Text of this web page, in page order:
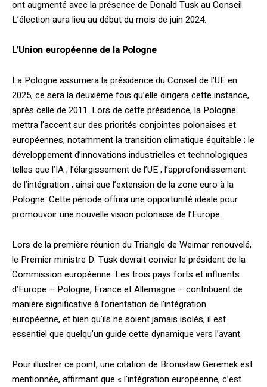
ont augmenté avec la présence de Donald Tusk au Conseil.
L’élection aura lieu au début du mois de juin 2024.
L’Union européenne de la Pologne
La Pologne assumera la présidence du Conseil de l’UE en
2025, ce sera la deuxième fois qu’elle dirigera cette instance,
après celle de 2011. Lors de cette présidence, la Pologne
mettra l’accent sur des priorités conjointes polonaises et
européennes, notamment la transition climatique équitable ; le
développement d’innovations industrielles et technologiques
telles que l’IA ; l’élargissement de l’UE ; l’approfondissement
de l’intégration ; ainsi que l’extension de la zone euro à la
Pologne. Cette période offrira une opportunité idéale pour
promouvoir une nouvelle vision polonaise de l’Europe.
Lors de la première réunion du Triangle de Weimar renouvelé,
le Premier ministre D. Tusk devrait convier le président de la
Commission européenne. Les trois pays forts et influents
d’Europe – Pologne, France et Allemagne – contribuent de
manière significative à l’orientation de l’intégration
européenne, et bien qu’ils ne soient jamais isolés, il est
essentiel que quelqu’un guide cette dynamique vers l’avant.
Pour illustrer ce point, une citation de Bronisław Geremek est
mentionnée, affirmant que « l’intégration européenne, c’est